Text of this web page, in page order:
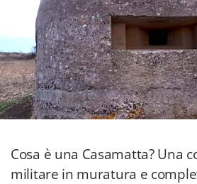
Cosa è una Casamatta? Una
militare in muratura e